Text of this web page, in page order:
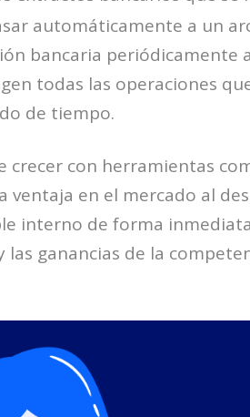
automáticamente a un
bancaria periódicamente
todas las operaciones
de tiempo.
crecer con herramientas
en el mercado al
interno de forma
ganancias de la